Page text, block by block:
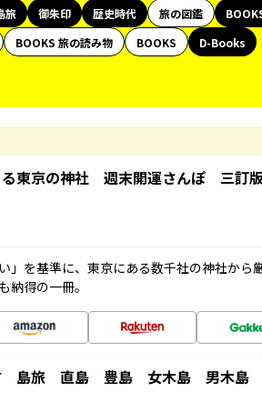
旅 御朱印 歴史時代 旅の図鑑
BOOKS 旅の読み物 BOOKS
D-Books
東京の神社 週末開運さんぽ 三訂
」を基準に、東京にある数千社の神社から
納得の一冊。
島旅 直島 豊島 女木島 男木島